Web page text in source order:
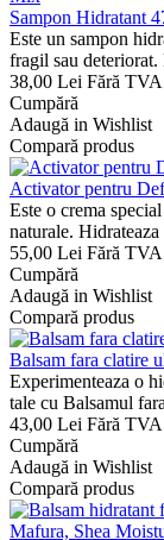
Sampon Hidratant
Este un sampon
fragil sau deteriorat.
38,00 Lei Fără
Cumpără
Adaugă in Wishlist
Compară produs
Activator pentru
Este o crema
naturale.
55,00 Lei Fără
Cumpără
Adaugă in Wishlist
Compară produs
Balsam fara clatire
Experimenteaza o
tale cu Balsamul
43,00 Lei Fără
Cumpără
Adaugă in Wishlist
Compară produs